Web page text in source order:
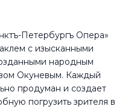
Петербургъ Опера»
с изысканными
народным
Окуневым. Каждый
продуман и создает
погрузить зрителя в